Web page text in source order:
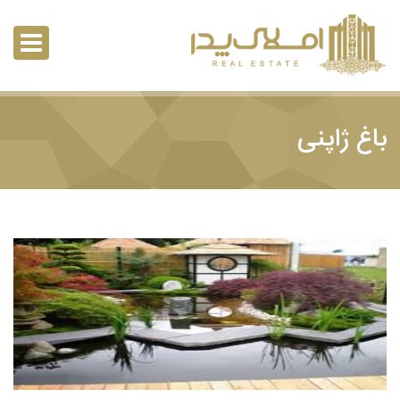
باغ ژاپنی